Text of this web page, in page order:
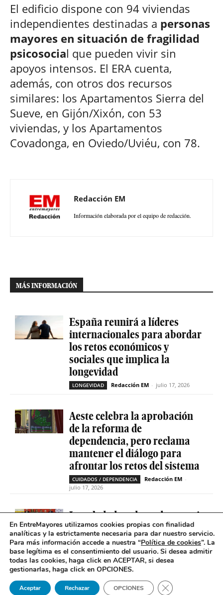
El edificio dispone con 94 viviendas
independientes destinadas a personas
mayores en situación de fragilidad
psicosocial que pueden vivir sin
apoyos intensos. El ERA cuenta,
además, con otros dos recursos
similares: los Apartamentos Sierra del
Sueve, en Gijón/Xixón, con 53
viviendas, y los Apartamentos
Covadonga, en Oviedo/Uviéu, con 78.
Redacción EM
Información elaborada por el equipo de redacción.
MÁS INFORMACIÓN
España reunirá a líderes
internacionales para abordar
los retos económicos y
sociales que implica la
longevidad
LONGEVIDAD Redacción EM - julio 17, 2026
Aeste celebra la aprobación
de la reforma de
dependencia, pero reclama
mantener el diálogo para
afrontar los retos del sistema
CUIDADOS / DEPENDENCIA Redacción EM -
julio 17, 2026
La soledad no deseada es casi
cinco veces superior entre
personas que tienen
problemas de salud mental
SOLEDAD NO DESEADA Redacción EM
julio 16, 2026
En EntreMayores utilizamos cookies propias con finalidad
analíticas y la estrictamente necesaria para dar nuestro servicio.
Para más información accede a nuestra “Política de cookies”. La
base legítima es el consentimiento del usuario. Si desea admitir
todas las cookies, haga click en ACEPTAR, si desea
gestionarlas, haga click en OPCIONES.
Aceptar Rechazar OPCIONES Cerrar el banner